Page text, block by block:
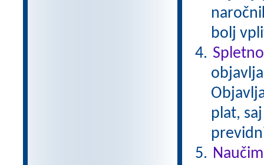
bolj
plat,